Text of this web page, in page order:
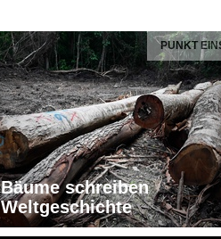
PUNKT
Bäume schreiben
Weltgeschichte